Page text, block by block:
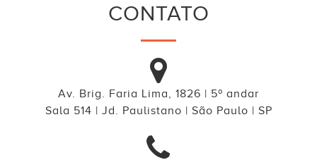
CONTATO
Av. Brig. Faria Lima, 1826 | 5º andar
Sala 514 | Jd. Paulistano | São Paulo | SP